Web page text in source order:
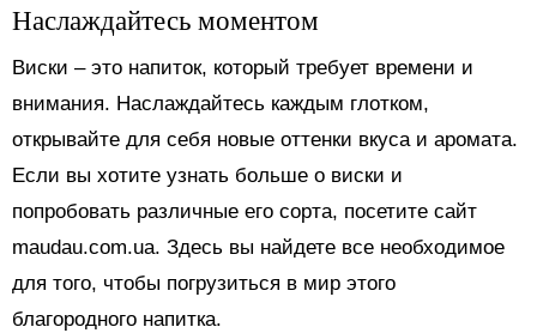
Наслаждайтесь моментом
Виски – это напиток, который требует времени и
внимания. Наслаждайтесь каждым глотком,
открывайте для себя новые оттенки вкуса и аромата.
Если вы хотите узнать больше о виски и
попробовать различные его сорта, посетите сайт
maudau.com.ua. Здесь вы найдете все необходимое
для того, чтобы погрузиться в мир этого
благородного напитка.